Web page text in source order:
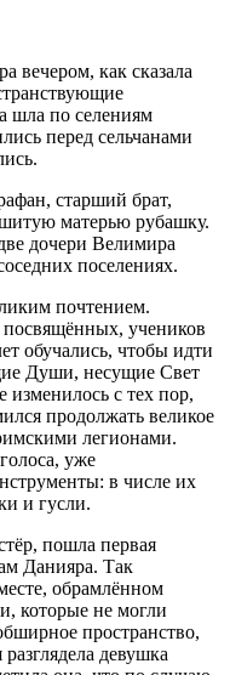
вечером, как сказала
шла по селениям
перед сельчанами
старший брат,
матерью рубашку.
дочери Велимира
поселениях.
почтением.
учеников
обучались, чтобы идти
Души, несущие Свет
с тех пор,
продолжать великое
легионами.
уже
в числе их
и гусли.
пошла первая
Данияра. Так
обрамлённом
которые не могли
пространство,
девушка